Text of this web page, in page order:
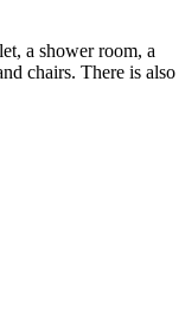
a shower room, a
chairs. There is also